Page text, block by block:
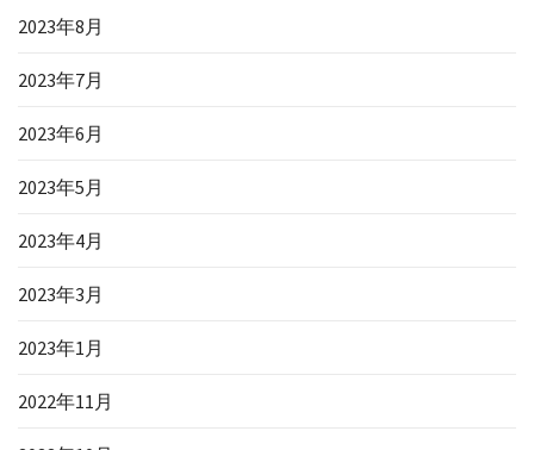
2023年8月
2023年7月
2023年6月
2023年5月
2023年4月
2023年3月
2023年1月
2022年11月